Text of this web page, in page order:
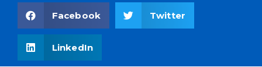
Facebook Twitter
LinkedIn